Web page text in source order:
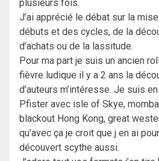
plusieurs fois.
J’ai apprécié le débat sur la
débuts et des cycles, de la
d’achats ou de la lassitude.
Pour ma part je suis un ancien
fièvre ludique il y a 2 ans la
d’auteurs m’intéresse. Je suis
Pfister avec isle of Skye,
blackout Hong Kong, great
qu’avec ça je croit que j en ai
découvert scythe aussi.